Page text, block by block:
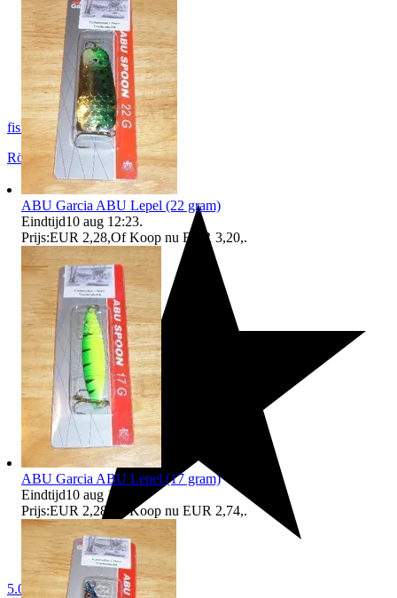
fiskemats
Rödeby, Zweden
5.0
ABU Garcia ABU Lepel (22 gram)
Eindtijd10 aug 12:23.
Prijs:EUR 2,28,Of Koop nu EUR 3,20,.
ABU Garcia ABU Lepel (17 gram)
Eindtijd10 aug 17:41
Prijs:EUR 2,28 Of Koop nu EUR 2,74,.